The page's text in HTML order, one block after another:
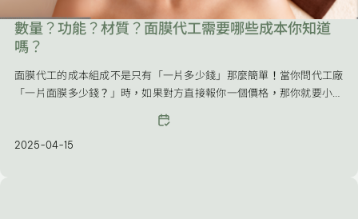
數量？功能？材質？面膜代工需要哪些成本你知道
嗎？
面膜代工的成本組成不是只有「一片多少錢」那麼簡單！當你問代工廠
「一片面膜多少錢？」時，如果對方直接報你一個價格，那你就要小心
2025-04-15